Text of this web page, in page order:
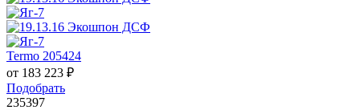
Termo 205424
от 183 223 ₽
Подобрать
235397